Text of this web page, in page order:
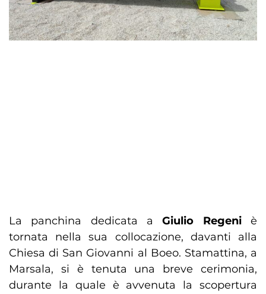
La panchina dedicata aGiulio Regeniè
tornata nella sua collocazione, davanti alla
Chiesa di San Giovanni al Boeo. Stamattina, a
Marsala, si è tenuta una breve cerimonia,
durante la quale è avvenuta la scopertura